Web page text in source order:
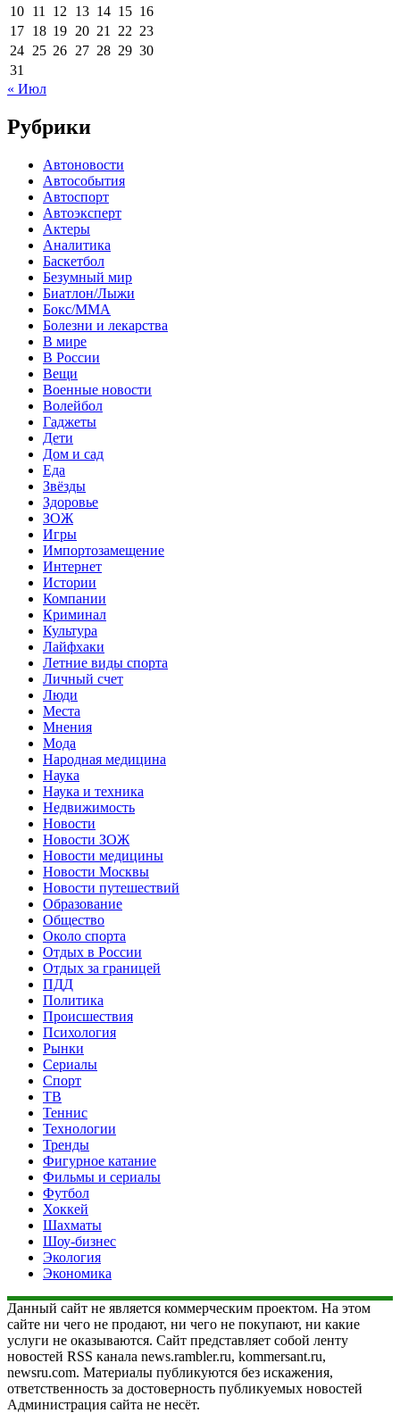
10 11 12 13 14 15 16
17 18 19 20 21 22 23
24 25 26 27 28 29 30
31
« Июл
Рубрики
Автоновости
Автособытия
Автоспорт
Автоэксперт
Актеры
Аналитика
Баскетбол
Безумный мир
Биатлон/Лыжи
Бокс/MMA
Болезни и лекарства
В мире
В России
Вещи
Военные новости
Волейбол
Гаджеты
Дети
Дом и сад
Еда
Звёзды
Здоровье
ЗОЖ
Игры
Импортозамещение
Интернет
Истории
Компании
Криминал
Культура
Лайфхаки
Летние виды спорта
Личный счет
Люди
Места
Мнения
Мода
Народная медицина
Наука
Наука и техника
Недвижимость
Новости
Новости ЗОЖ
Новости медицины
Новости Москвы
Новости путешествий
Образование
Общество
Около спорта
Отдых в России
Отдых за границей
ПДД
Политика
Происшествия
Психология
Рынки
Сериалы
Спорт
ТВ
Теннис
Технологии
Тренды
Фигурное катание
Фильмы и сериалы
Футбол
Хоккей
Шахматы
Шоу-бизнес
Экология
Экономика
Данный сайт не является коммерческим проектом. На этом
сайте ни чего не продают, ни чего не покупают, ни какие
услуги не оказываются. Сайт представляет собой ленту
новостей RSS канала news.rambler.ru, kommersant.ru,
newsru.com. Материалы публикуются без искажения,
ответственность за достоверность публикуемых новостей
Администрация сайта не несёт.